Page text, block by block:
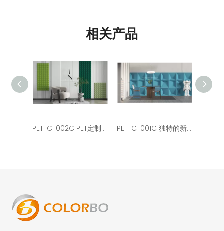
相关产品
PET-C-002C PET定制设计影院3D吸音墙 PET-C-001C 独特的新型墙体3D吸音板